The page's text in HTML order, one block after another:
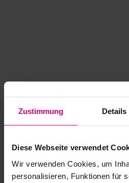
Zustimmung Details
Diese Webseite verwendet
Wir verwenden Cookies, um
personalisieren, Funktionen für